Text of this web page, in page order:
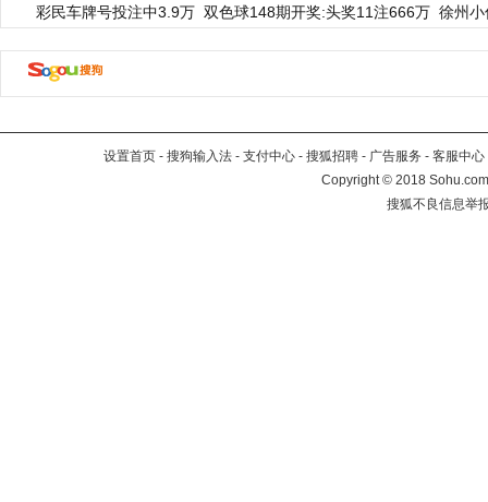
彩民车牌号投注中3.9万 双色球148期开奖:头奖11注666万 徐州
设置首页 - 搜狗输入法 - 支付中心 - 搜狐招聘 - 广告服务 - 客服中心
Copyright©2018
搜狐不良信息举